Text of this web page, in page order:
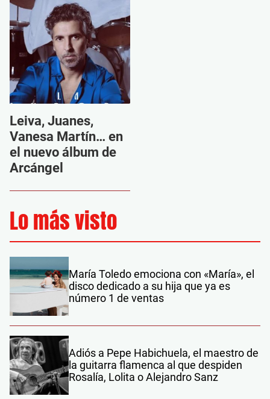
Leiva, Juanes,
Vanesa Martín… en
el nuevo álbum de
Arcángel
Lo más visto
María Toledo emociona con «María», el
disco dedicado a su hija que ya es
número 1 de ventas
Adiós a Pepe Habichuela, el maestro de
la guitarra flamenca al que despiden
Rosalía, Lolita o Alejandro Sanz